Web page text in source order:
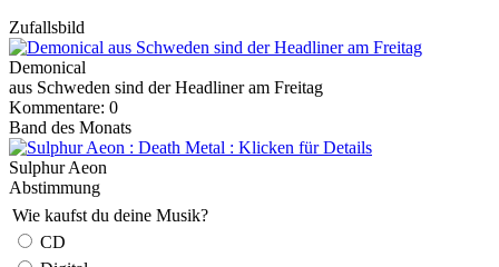
Zufallsbild
Demonical
aus Schweden sind der Headliner am Freitag
Kommentare: 0
Band des Monats
Sulphur Aeon
Abstimmung
Wie kaufst du deine Musik?
CD